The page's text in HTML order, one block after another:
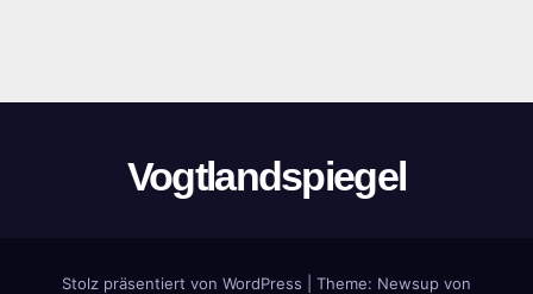
Vogtlandspiegel
Stolz präsentiert von WordPress Theme: Newsup von